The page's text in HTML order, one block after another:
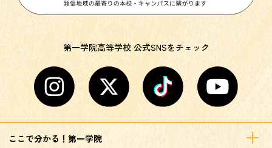
第一学院高等学校 公式SNSをチェック
ここで分かる！第一学院